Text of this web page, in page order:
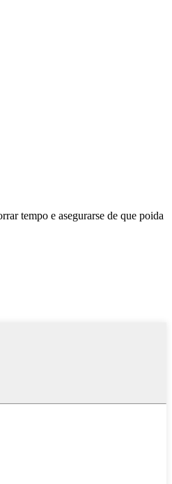
tempo e asegurarse de que poida